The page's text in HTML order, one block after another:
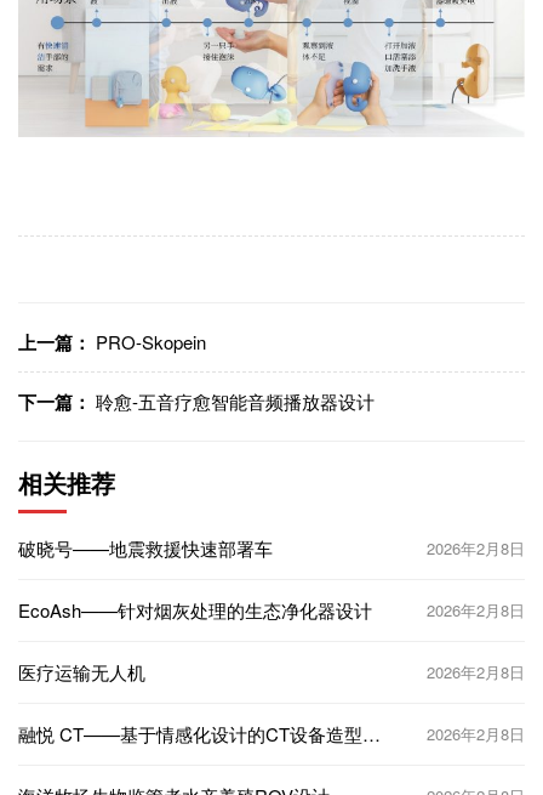
上一篇： PRO-Skopein
下一篇： 聆愈-五音疗愈智能音频播放器设计
相关推荐
破晓号——地震救援快速部署车 2026年2月8日
EcoAsh——针对烟灰处理的生态净化器设计 2026年2月8日
医疗运输无人机 2026年2月8日
融悦 CT——基于情感化设计的CT设备造型设
2026年2月8日